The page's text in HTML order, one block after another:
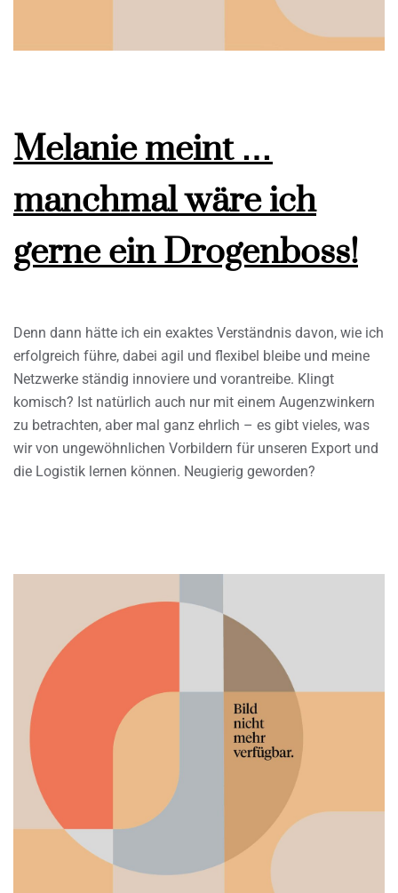
Melanie meint …
manchmal wäre ich
gerne ein Drogenboss!
Denn dann hätte ich ein exaktes Verständnis davon, wie ich
erfolgreich führe, dabei agil und flexibel bleibe und meine
Netzwerke ständig innoviere und vorantreibe. Klingt
komisch? Ist natürlich auch nur mit einem Augenzwinkern
zu betrachten, aber mal ganz ehrlich – es gibt vieles, was
wir von ungewöhnlichen Vorbildern für unseren Export und
die Logistik lernen können. Neugierig geworden?